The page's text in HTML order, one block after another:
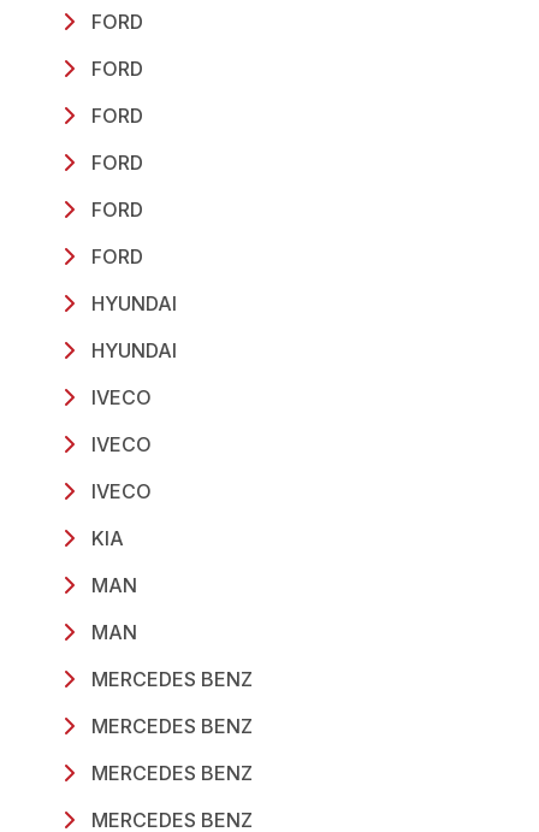
FORD
FORD
FORD
FORD
FORD
FORD
HYUNDAI
HYUNDAI
IVECO
IVECO
IVECO
KIA
MAN
MAN
MERCEDES BENZ
MERCEDES BENZ
MERCEDES BENZ
MERCEDES BENZ